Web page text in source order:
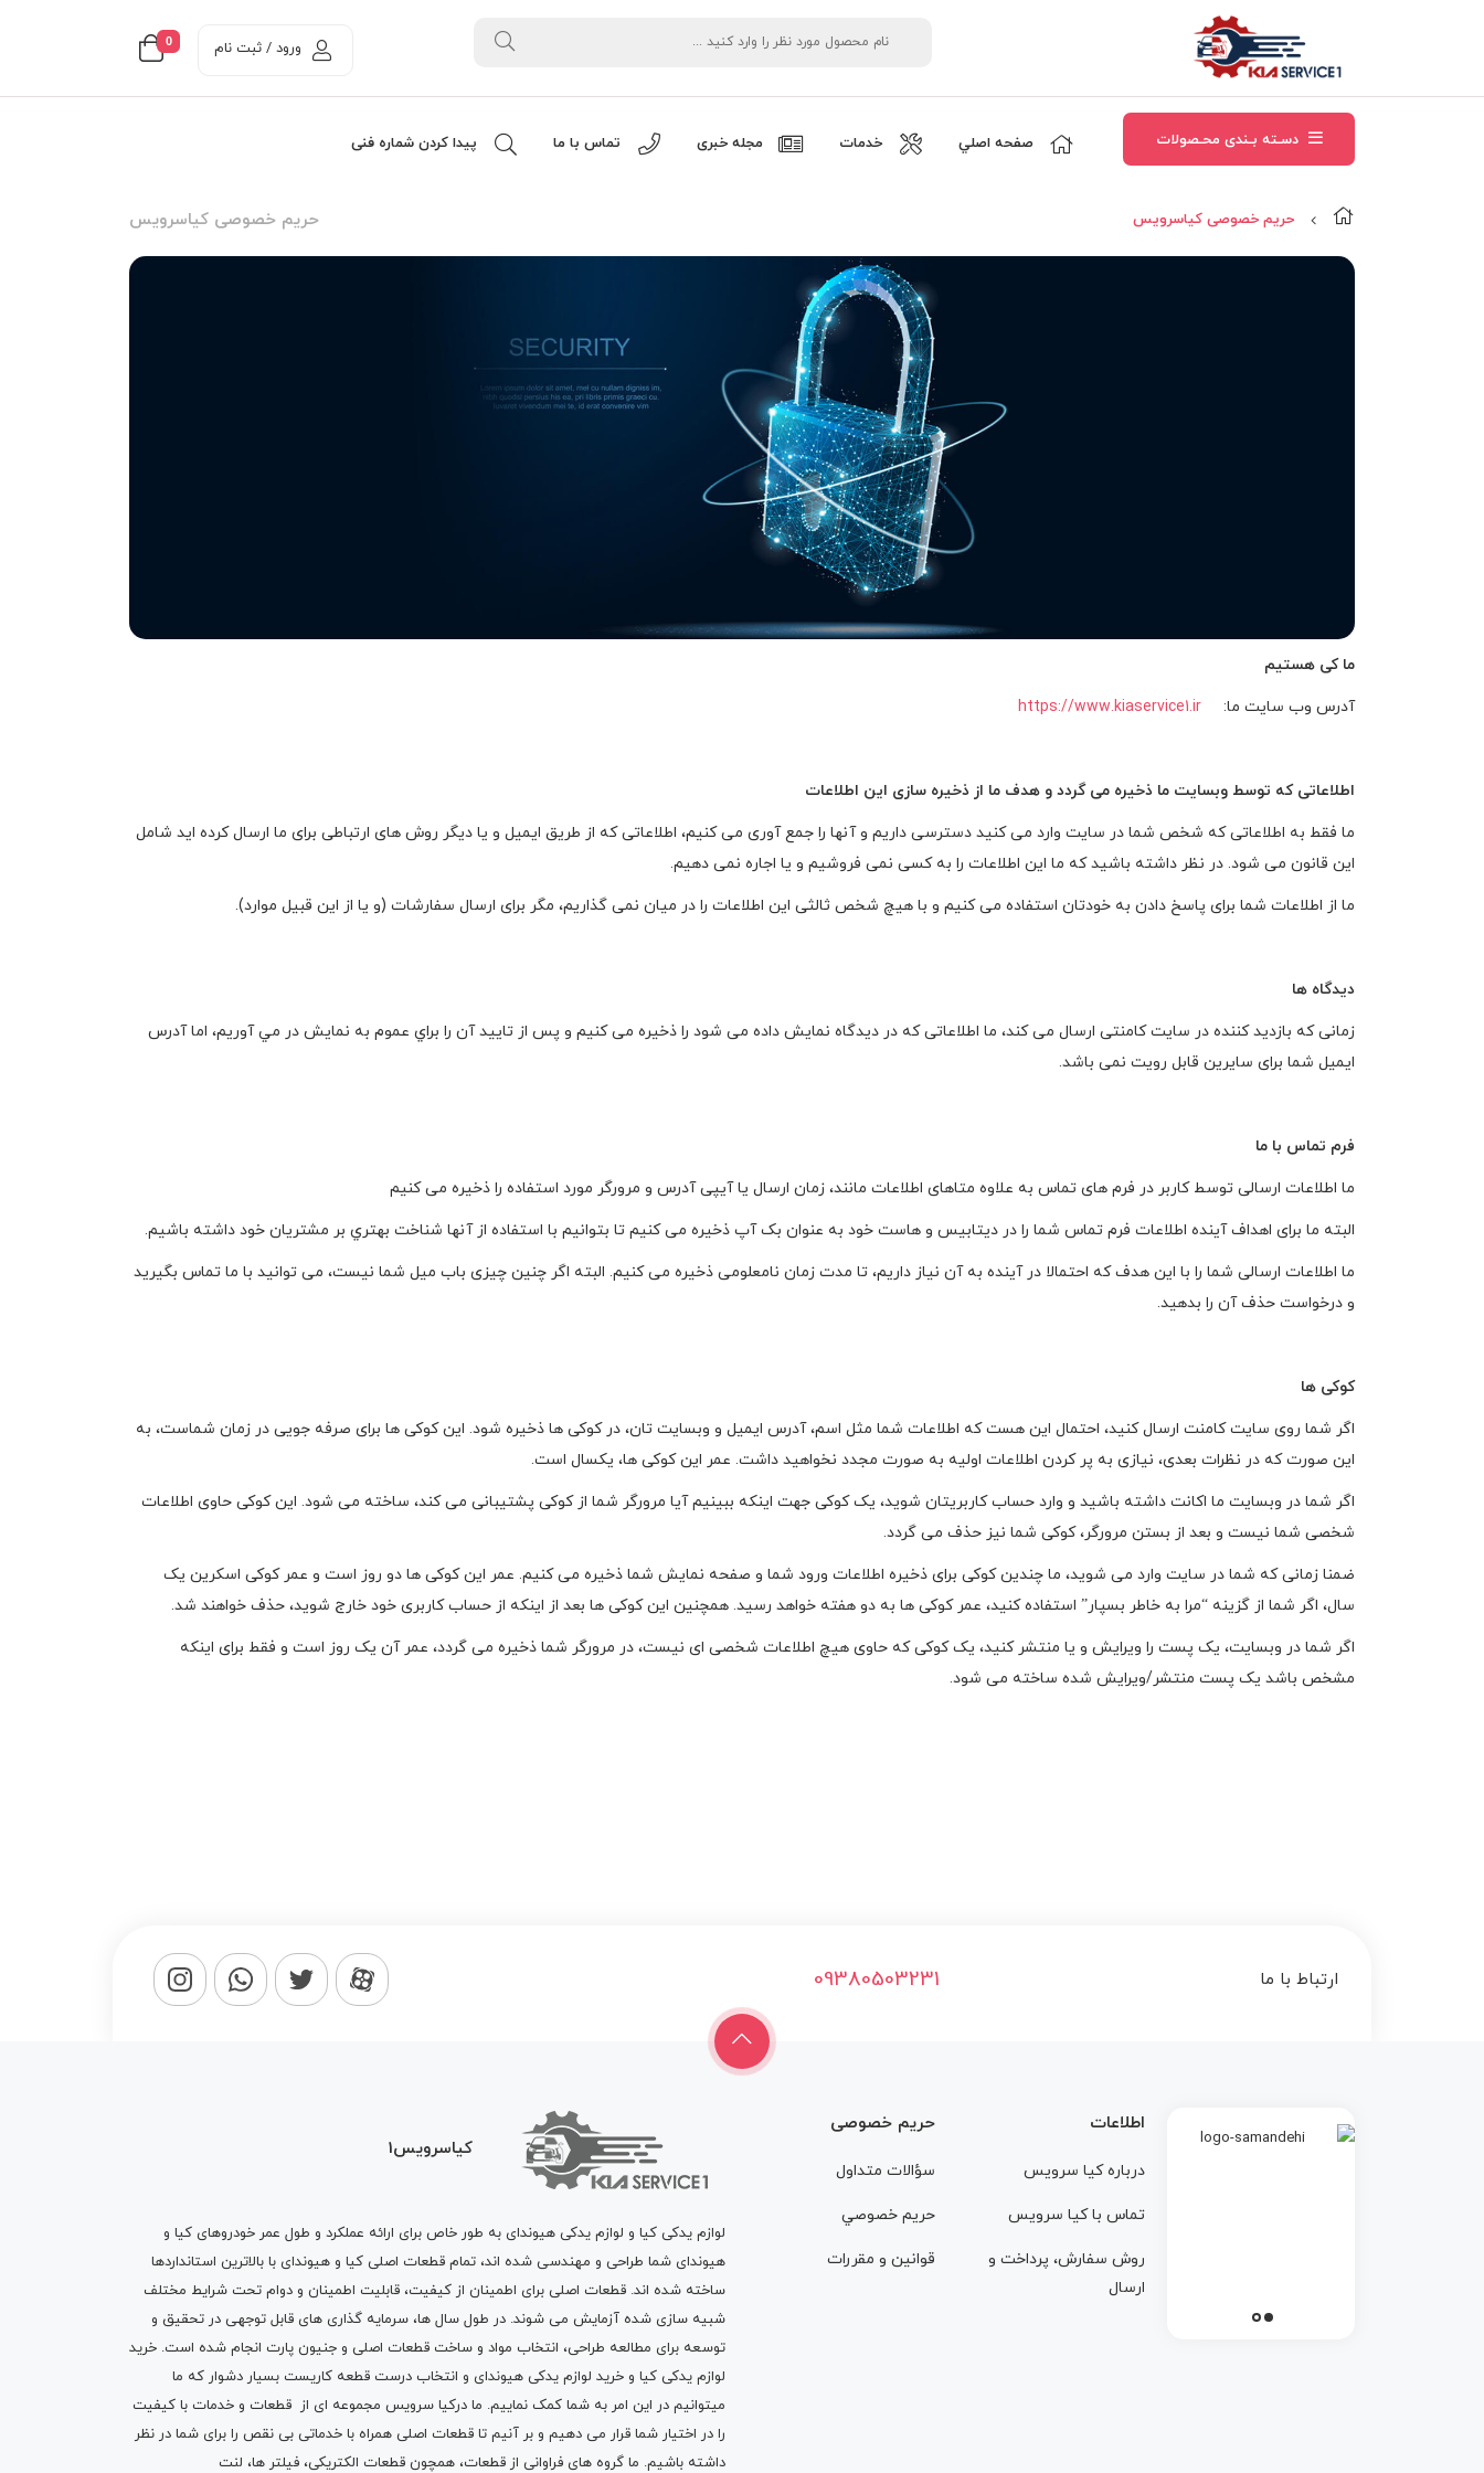
0 ورود / ثبت نام
دسـته بـندی محـصولات صفحه اصلي خدمات مجله خبری تماس با ما پیدا کردن شماره فنی
حریم خصوصی کياسرويس حریم خصوصی کياسرويس
ما کی هستیم
آدرس وب سایت ما: https://www.kiaservice1.ir
اطلاعاتی که توسط وبسایت ما ذخیره می گردد و هدف ما از ذخیره سازی این اطلاعات
ما فقط به اطلاعاتی که شخص شما در سایت وارد می کنید دسترسی داریم و آنها را جمع آوری می کنیم، اطلاعاتی که از طریق ایمیل و یا دیگر روش های ارتباطی برای ما ارسال کرده اید شامل
این قانون می شود. در نظر داشته باشید که ما این اطلاعات را به کسی نمی فروشیم و یا اجاره نمی دهیم.
ما از اطلاعات شما برای پاسخ دادن به خودتان استفاده می کنیم و با هیچ شخص ثالثی این اطلاعات را در میان نمی گذاریم، مگر برای ارسال سفارشات (و یا از این قبیل موارد).
دیدگاه ها
زمانی که بازدید کننده در سایت کامنتی ارسال می کند، ما اطلاعاتی که در دیدگاه نمایش داده می شود را ذخیره می کنیم و پس از تاييد آن را براي عموم به نمايش در مي آوريم، اما آدرس
ایمیل شما برای سایرین قابل رویت نمی باشد.
فرم تماس با ما
ما اطلاعات ارسالی توسط کاربر در فرم های تماس به علاوه متاهای اطلاعات مانند، زمان ارسال یا آیپی آدرس و مرورگر مورد استفاده را ذخیره می کنیم
البته ما برای اهداف آینده اطلاعات فرم تماس شما را در دیتابیس و هاست خود به عنوان بک آپ ذخیره می کنیم تا بتوانيم با استفاده از آنها شناخت بهتري بر مشتريان خود داشته باشيم.
ما اطلاعات ارسالی شما را با این هدف که احتمالا در آینده به آن نیاز داریم، تا مدت زمان نامعلومی ذخیره می کنیم. البته اگر چنین چیزی باب میل شما نیست، می توانید با ما تماس بگیرید
و درخواست حذف آن را بدهید.
کوکی ها
اگر شما روی سایت کامنت ارسال کنید، احتمال این هست که اطلاعات شما مثل اسم، آدرس ایمیل و وبسایت تان، در کوکی ها ذخیره شود. این کوکی ها برای صرفه جویی در زمان شماست، به
این صورت که در نظرات بعدی، نیازی به پر کردن اطلاعات اولیه به صورت مجدد نخواهید داشت. عمر این کوکی ها، یکسال است.
اگر شما در وبسایت ما اکانت داشته باشید و وارد حساب کاربریتان شوید، یک کوکی جهت اینکه ببینیم آیا مرورگر شما از کوکی پشتیبانی می کند، ساخته می شود. این کوکی حاوی اطلاعات
شخصی شما نیست و بعد از بستن مرورگر، کوکی شما نیز حذف می گردد.
ضمنا زمانی که شما در سایت وارد می شوید، ما چندین کوکی برای ذخیره اطلاعات ورود شما و صفحه نمایش شما ذخیره می کنیم. عمر این کوکی ها دو روز است و عمر کوکی اسکرین یک
سال، اگر شما از گزینه “مرا به خاطر بسپار” استفاده کنید، عمر کوکی ها به دو هفته خواهد رسید. همچنین این کوکی ها بعد از اینکه از حساب کاربری خود خارج شوید، حذف خواهند شد.
اگر شما در وبسایت، یک پست را ویرایش و یا منتشر کنید، یک کوکی که حاوی هیچ اطلاعات شخصی ای نیست، در مرورگر شما ذخیره می گردد، عمر آن یک روز است و فقط برای اینکه
مشخص باشد یک پست منتشر/ویرایش شده ساخته می شود.
ارتباط با ما 09380503231
اطلاعات
درباره کيا سرويس
تماس با کيا سرويس
روش سفارش، پرداخت و
ارسال
حریم خصوصی
سؤالات متداول
حريم خصوصي
قوانين و مقررات
کیاسرویس1
لوازم یدکی کیا و لوازم یدکی هیوندای به طور خاص برای ارائه عملکرد و طول عمر خودروهای کیا و
هیوندای شما طراحی و مهندسی شده اند، تمام قطعات اصلی کیا و هیوندای با بالاترین استانداردها
ساخته شده اند. قطعات اصلی برای اطمینان از کیفیت، قابلیت اطمینان و دوام تحت شرایط مختلف
شبیه سازی شده آزمایش می شوند. در طول سال ها، سرمایه گذاری های قابل توجهی در تحقیق و
توسعه برای مطالعه طراحی، انتخاب مواد و ساخت قطعات اصلی و جنیون پارت انجام شده است. خرید
لوازم یدکی کیا و خرید لوازم یدکی هیوندای و انتخاب درست قطعه کاریست بسیار دشوار که ما
میتوانیم در این امر به شما کمک نماییم. ما درکیا سرویس مجموعه ای از قطعات و خدمات با کیفیت
را در اختیار شما قرار می دهیم و بر آنیم تا قطعات اصلی همراه با خدماتی بی نقص را برای شما در نظر
داشته باشیم. ما گروه های فراوانی از قطعات، همچون قطعات الکتریکی، فیلتر ها، لنت